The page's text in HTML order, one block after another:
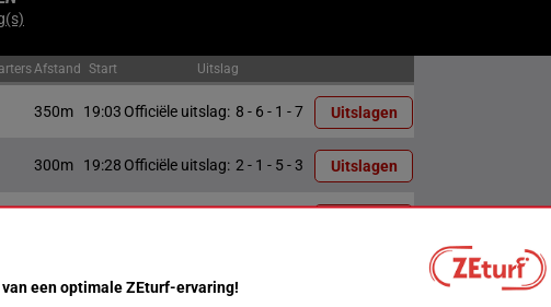
Afstand Start Uitslag
350m 19:03 Officiële uitslag: 8 - 6 - 1 - 7 Uitslagen
300m 19:28 Officiële uitslag: 2 - 1 - 5 - 3 Uitslagen
een optimale ZEturf-ervaring!